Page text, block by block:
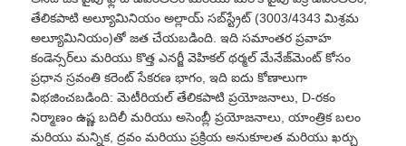
తేలికపాటి అల్యూమినియం అల్లాయ్ సబ్‌స్ట్రేట్ (3003/4343 మిశ్రమ
అల్యూమినియం)తో జత చేయబడింది. ఇది సమాంతర ప్రవాహ
కండెన్సర్‌లు మరియు కొత్త ఎనర్జీ వెహికల్ థర్మల్ మేనేజ్‌మెంట్ కోసం
ప్రధాన స్రవంతి కరెంట్ సేకరణ భాగం, ఇది ఐదు కోణాలుగా
విభజించబడింది: మెటీరియల్ తేలికపాటి ప్రయోజనాలు, D-రకం
నిర్మాణం ఉష్ణ బదిలీ మరియు అసెంబ్లీ ప్రయోజనాలు, యాంత్రిక బలం
మరియు మన్నిక, ద్రవం మరియు ప్రక్రియ అనుకూలత మరియు ఖర్చు